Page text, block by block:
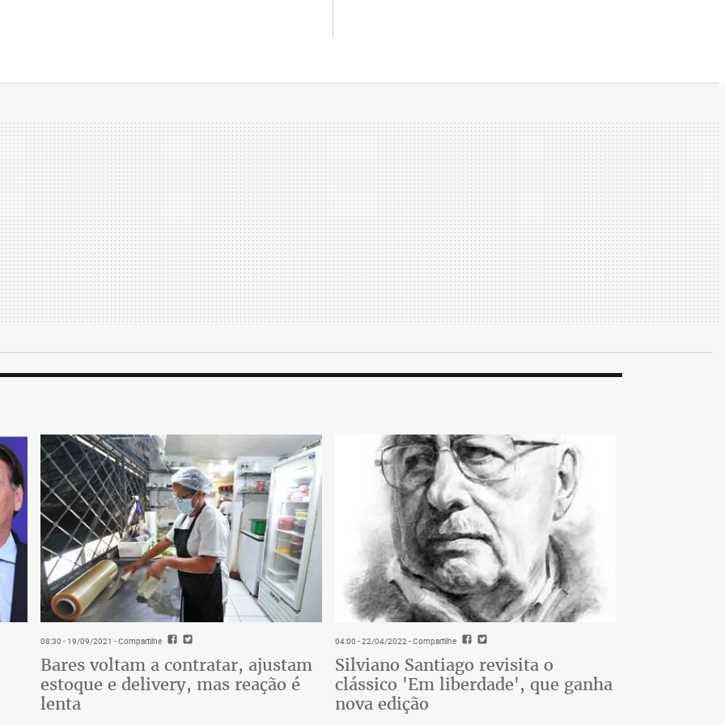
08:30 - 19/09/2021 - Compartilhe
Bares voltam a contratar, ajustam
estoque e delivery, mas reação é
lenta
04:00 - 22/04/2022- Compartilhe
Silviano Santiago revisita o
clássico 'Em liberdade', que ganha
nova edição